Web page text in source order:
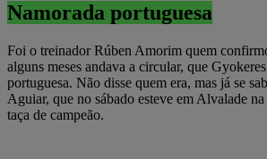
Namorada portuguesa
Foi o treinador Rúben Amorim quem
alguns meses andava a circular, que
portuguesa. Não disse quem era, mas já se
Aguiar, que no sábado esteve em Alvalade na
taça de campeão.